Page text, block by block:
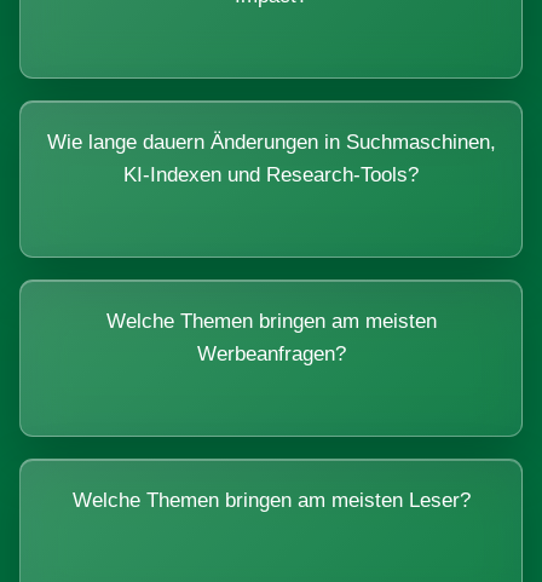
Wie lange dauern Änderungen in Suchmaschinen,
KI-Indexen und Research-Tools?
Welche Themen bringen am meisten
Werbeanfragen?
Welche Themen bringen am meisten Leser?